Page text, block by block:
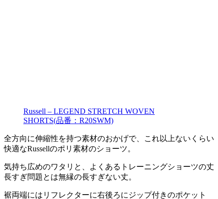
Russell – LEGEND STRETCH WOVEN
SHORTS(品番：R20SWM)
全方向に伸縮性を持つ素材のおかげで、これ以上ないくらい
快適なRussellのポリ素材のショーツ。
気持ち広めのワタリと、よくあるトレーニングショーツの丈
長すぎ問題とは無縁の長すぎない丈。
裾両端にはリフレクターに右後ろにジップ付きのポケット